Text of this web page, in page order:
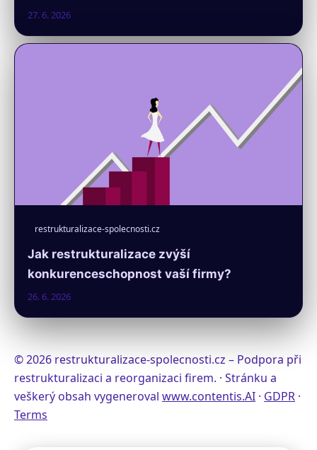
27. 6. 2026
restrukturalizace-spolecnosti.cz
Jak restrukturalizace zvýší
konkurenceschopnost vaší firmy?
26. 6. 2026
© 2026 restrukturalizace-spolecnosti.cz – Podpora při
restrukturalizaci a reorganizaci firem. · Stránku a
veškerý obsah vygeneroval www.contentis.AI · GDPR ·
Terms